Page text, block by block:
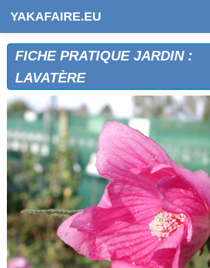
YAKAFAIRE.EU
FICHE PRATIQUE JARDIN :
LAVATÈRE